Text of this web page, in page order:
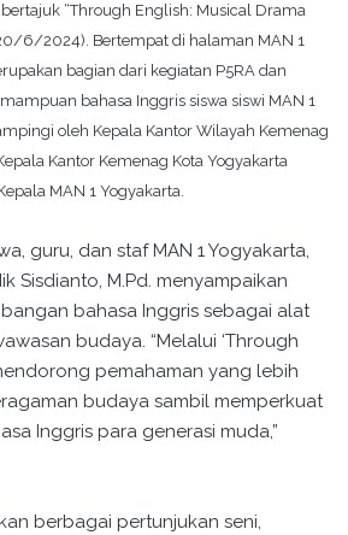
“Through English: Musical Drama
6/2024). Bertempat di halaman MAN 1
bagian dari kegiatan P5RA dan
bahasa Inggris siswa siswi MAN 1
oleh Kepala Kantor Wilayah Kemenag
Kantor Kemenag Kota Yogyakarta
MAN 1 Yogyakarta.
guru, dan staf MAN 1 Yogyakarta,
Sisdianto, M.Pd. menyampaikan
bahasa Inggris sebagai alat
budaya. “Melalui ‘Through
pemahaman yang lebih
budaya sambil memperkuat
Inggris para generasi muda,”
berbagai pertunjukan seni,